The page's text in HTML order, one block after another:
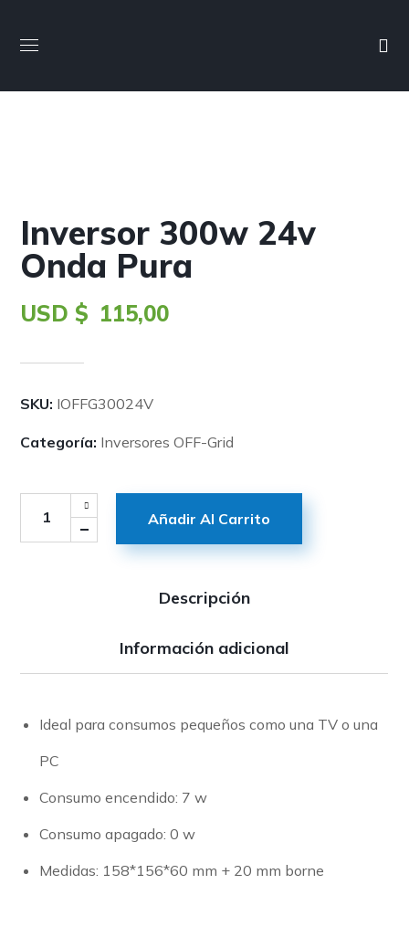
Inversor 300w 24v
Onda Pura
USD $ 115,00
SKU: IOFFG30024V
Categoría: Inversores OFF-Grid
Añadir Al Carrito
Descripción
Información adicional
Ideal para consumos pequeños como una TV o una
PC
Consumo encendido: 7 w
Consumo apagado: 0 w
Medidas: 158*156*60 mm + 20 mm borne